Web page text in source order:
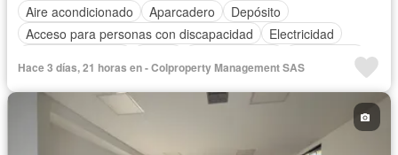
Aire acondicionado
Aparcadero
Depósito
Acceso para personas con discapacidad
Electricidad
Gas natural
Cuarto de servicio
Agua Patio
Hace 3 días, 21 horas en - Colproperty Management SAS